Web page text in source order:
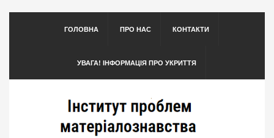
ГОЛОВНА ПРО НАС КОНТАКТИ
УВАГА! ІНФОРМАЦІЯ ПРО УКРИТТЯ